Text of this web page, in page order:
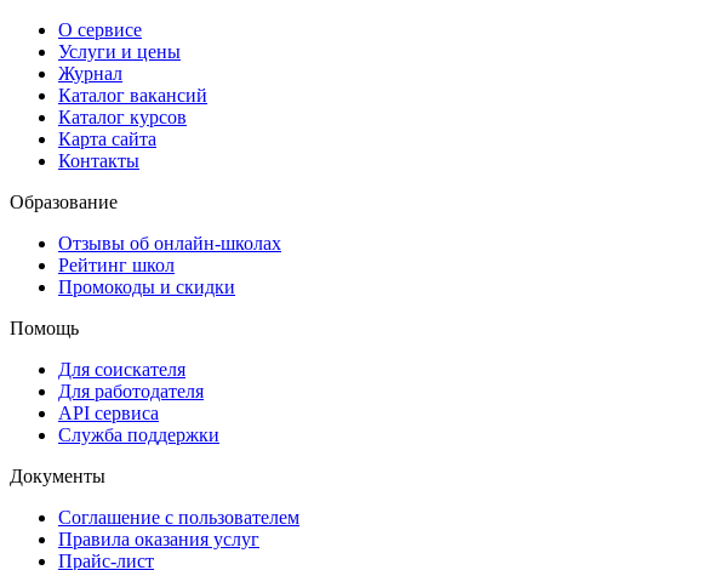
О сервисе
Услуги и цены
Журнал
Каталог вакансий
Каталог курсов
Карта сайта
Контакты
Образование
Отзывы об онлайн-школах
Рейтинг школ
Промокоды и скидки
Помощь
Для соискателя
Для работодателя
API сервиса
Служба поддержки
Документы
Соглашение с пользователем
Правила оказания услуг
Прайс-лист